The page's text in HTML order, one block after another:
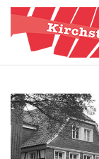
Skip
content